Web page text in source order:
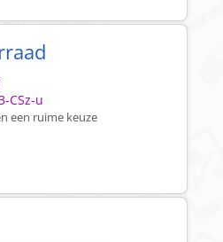
CSz-u
een ruime keuze